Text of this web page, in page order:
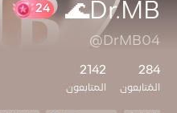
Dr.MB🌊
@DrMB04
284
المُتابعون
2142
المتابعون